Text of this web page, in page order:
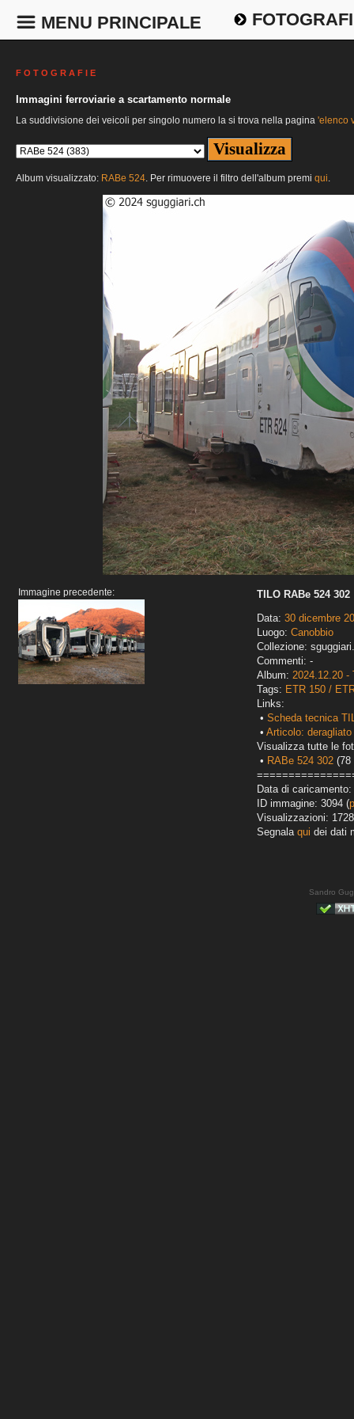
MENU PRINCIPALE
F O T O G R A F I E
Immagini ferroviarie a scartamento normale
La suddivisione dei veicoli per singolo numero la si trova nella pagina 'elenco
Album visualizzato: RABe 524. Per rimuovere il filtro dell'album premi qui.
Immagine precedente:
TILO RABe 524 302
Data: 30 dicembre
Luogo: Canobbio
Collezione:
Commenti: -
Album: 2024.12.20 -
Tags: ETR 150 /
Links:
• Scheda tecnica
• Articolo:
Visualizza tutte le
• RABe 524 302 (78
Data di
ID immagine: 3094 (
Visualizzazioni: 1728
Segnala qui dei dati
Sandro